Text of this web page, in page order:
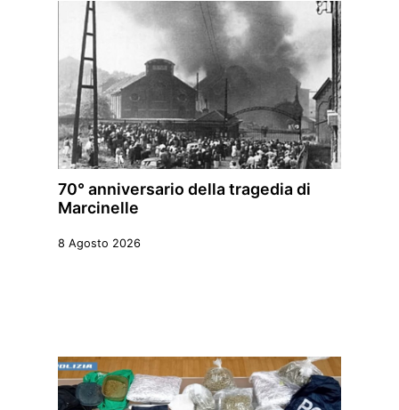
70° anniversario della tragedia di
Marcinelle
8 Agosto 2026